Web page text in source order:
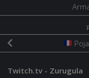
Twitch.tv - Zurugula